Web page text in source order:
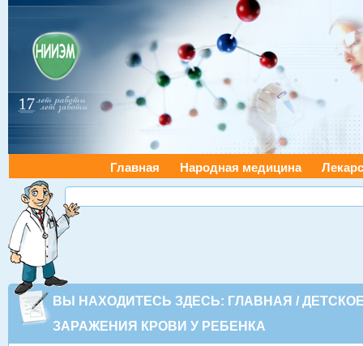
Главная Народная медицина
ВЫ НАХОДИТЕСЬ ЗДЕСЬ: ГЛАВНАЯ /
ЗАРАЖЕНИЯ КРОВИ У РЕБЕНКА